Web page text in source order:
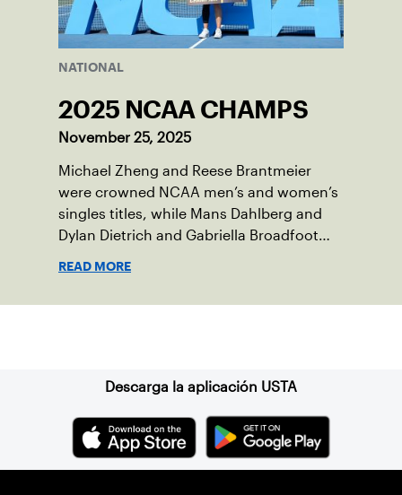
NATIONAL
2025 NCAA CHAMPS
November 25, 2025
Michael Zheng and Reese Brantmeier
were crowned NCAA men’s and women’s
singles titles, while Mans Dahlberg and
Dylan Dietrich and Gabriella Broadfoot
READ MORE
Descarga la aplicación USTA